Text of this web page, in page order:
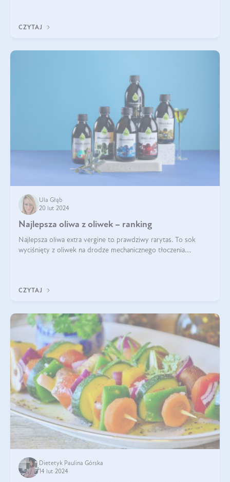
CZYTAJ
Ula Głąb
20 lut 2024
Najlepsza oliwa z oliwek – ranking
Najlepsza oliwa extra vergine to prawdziwy rarytas. To sok
wyciśnięty z oliwek na drodze mechanicznego tłoczenia.
CZYTAJ
Dietetyk Paulina Górska
14 lut 2024